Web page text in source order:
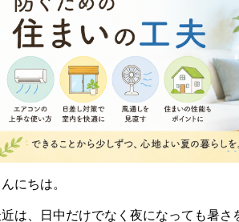
にちは。
は、日中だけでなく夜になっても暑さ